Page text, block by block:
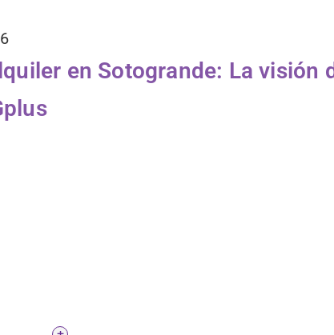
en Sotogrande: La visión